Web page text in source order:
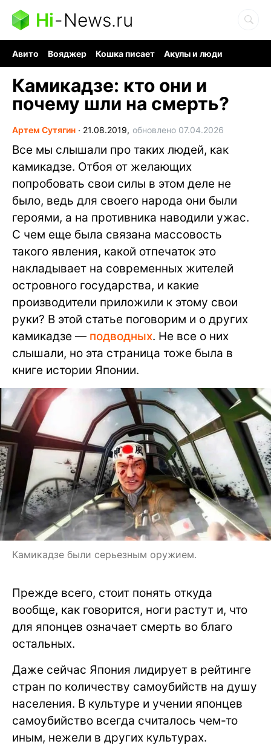
Hi-News.ru
Авито Вояджер Кошка писает
Акулы и люди
Камикадзе: кто они и
почему шли на смерть?
Артем Сутягин ∙ 21.08.2019, обновлено 07.04.2026
Все мы слышали про таких людей, как
камикадзе. Отбоя от желающих
попробовать свои силы в этом деле не
было, ведь для своего народа они были
героями, а на противника наводили ужас.
С чем еще была связана массовость
такого явления, какой отпечаток это
накладывает на современных жителей
островного государства, и какие
производители приложили к этому свои
руки? В этой статье поговорим и о других
камикадзе — подводных. Не все о них
слышали, но эта страница тоже была в
книге истории Японии.
Камикадзе были серьезным оружием.
Прежде всего, стоит понять откуда
вообще, как говорится, ноги растут и, что
для японцев означает смерть во благо
остальных.
Даже сейчас Япония лидирует в рейтинге
стран по количеству самоубийств на душу
населения. В культуре и учении японцев
самоубийство всегда считалось чем-то
иным, нежели в других культурах.